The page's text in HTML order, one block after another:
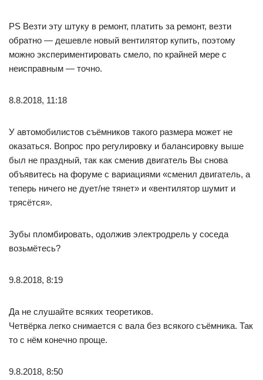
PS Везти эту штуку в ремонт, платить за ремонт, везти
обратно — дешевле новый вентилятор купить, поэтому
можно экспериментировать смело, по крайней мере с
неисправным — точно.
8.8.2018, 11:18
У автомобилистов съёмников такого размера может не
оказаться. Вопрос про регулировку и балансировку выше
был не праздный, так как сменив двигатель Вы снова
объявитесь на форуме с вариациями «сменил двигатель, а
теперь ничего не дует/не тянет» и «вентилятор шумит и
трясётся».
Зубы пломбировать, одолжив электродрель у соседа
возьмётесь?
9.8.2018, 8:19
Да не слушайте всяких теоретиков.
Четвёрка легко снимается с вала без всякого съёмника. Так
то с нём конечно проще.
9.8.2018, 8:50